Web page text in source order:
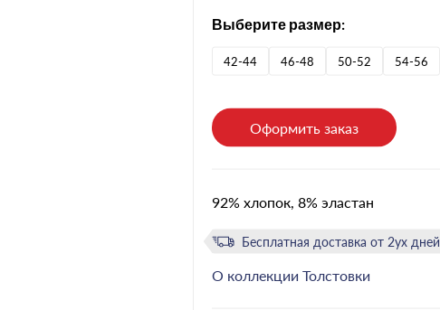
Выберите размер:
42-44 46-48 50-52 54-56
Оформить заказ
92% хлопок, 8% эластан
Бесплатная доставка от 2ух дней
О коллекции Толстовки